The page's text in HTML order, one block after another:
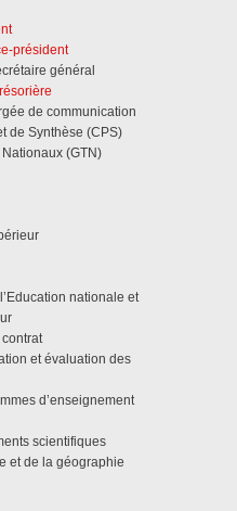
président
général
de communication
de Synthèse (CPS)
(GTN)
nationale et
et évaluation des
d’enseignement
scientifiques
et de la géographie